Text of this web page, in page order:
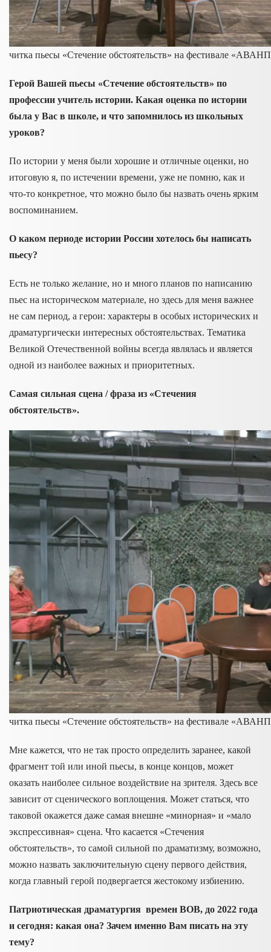
читка пьесы «Стечение обстоятельств» на фестивале
Герой Вашей пьесы «Стечение обстоятельств» по
профессии учитель истории. Какая оценка по истории
была у Вас в школе, и что запомнилось из школьных
уроков?
По истории у меня были хорошие и отличные оценки, но
итоговую я, по истечении времени, уже не помню, как и
что-то конкретное, что можно было бы назвать очень ярким
воспоминанием.
О каком периоде истории России хотелось бы написать
пьесу?
Есть не только желание, но и много планов по написанию
пьес на историческом материале, но здесь для меня важнее
не сам период, а герои: характеры в особых исторических и
драматургически интересных обстоятельствах. Тематика
Великой Отечественной войны всегда являлась и является
одной из наиболее важных и приоритетных.
Самая сильная сцена / фраза из «Стечения
обстоятельств».
читка пьесы «Стечение обстоятельств» на фестивале
Мне кажется, что не так просто определить заранее, какой
фрагмент той или иной пьесы, в конце концов, может
оказать наиболее сильное воздействие на зрителя. Здесь все
зависит от сценического воплощения. Может статься, что
таковой окажется даже самая внешне «минорная» и «мало
экспрессивная» сцена. Что касается «Стечения
обстоятельств», то самой сильной по драматизму, возможно,
можно назвать заключительную сцену первого действия,
когда главный герой подвергается жестокому избиению.
Патриотическая драматургия времен ВОВ, до 2022 года
и сегодня: какая она? Зачем именно Вам писать на эту
тему?